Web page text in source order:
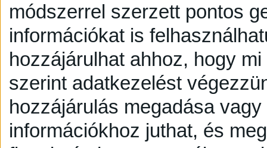
módszerrel szerzett pontos
információkat is
hozzájárulhat ahhoz, hogy
szerint adatkezelést
hozzájárulás megadása
információkhoz juthat, és